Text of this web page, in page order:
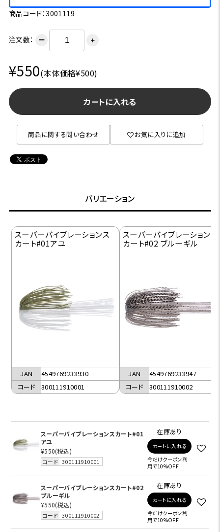
商品コード：3001119
注文数： ー ＋
¥550(本体価格¥500)
カートに入れる
商品に関する問い合わせ お気に入りに追加
バリエーション
スーパーバイブレーションス
カート#01アユ
JAN
4549769233930
コード
300111910001
スーパーバイブレーションス
カート#02 ブルーギル
JAN
4549769233947
コード
300111910002
スーパーバイブレーションスカート#01
アユ
¥550(税込)
コード 300111910001
在庫あり
カートに入れる
今だけクーポン利
用で10%OFF
スーパーバイブレーションスカート#02
ブルーギル
¥550(税込)
コード 300111910002
在庫あり
カートに入れる
今だけクーポン利
用で10%OFF